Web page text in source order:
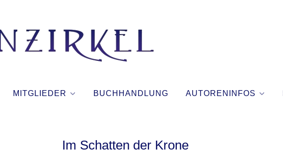
N
MITGLIEDER BUCHHANDLUNG AUTORENINFOS
Im Schatten der Krone